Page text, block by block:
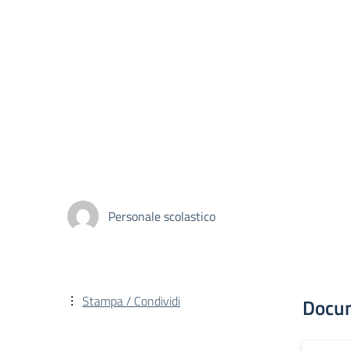
Personale scolastico
Stampa / Condividi